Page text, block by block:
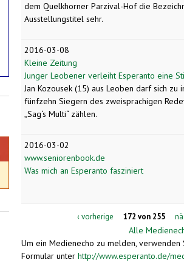
dem Quelkhorner Parzival-Hof die
Ausstellungstitel sehr.
2016-03-08
Kleine Zeitung
Junger Leobener verleiht Esperanto eine
Jan Kozousek (15) aus Leoben darf sich zu
fünfzehn Siegern des zweisprachigen
„Sag‘s Multi“ zählen.
2016-03-02
www.seniorenbook.de
Was mich an Esperanto fasziniert
‹ vorherige 172 von 255
Alle
Um ein Medienecho zu melden, verwenden
Formular unter http://www.esperanto.de/